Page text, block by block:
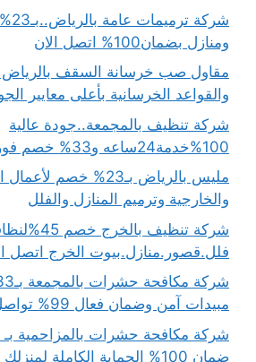
ومنازل بضمان100% اتصل الان
مقاول صب خرسانة السقف بالرياض
والقواعد الخرسانية بأعلى معايير
شركة تنظيف بالمجمعة..جودة عالية
100%خدمة24ساعه و33% خصم فوري
مليس بالرياض بـ23% خصم
والخارجية وترميم المنازل والفلل
فلل.قصور.منازل.بيوت الخرج اتصل
مبيدات آمن وضمان فعال 99% تواصل الان
ضمان 100% الحماية الكاملة لمنزلك